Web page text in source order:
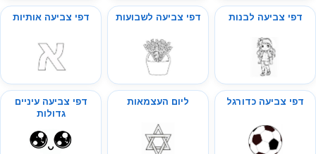
דפי צביעה לבנות דפי צביעה לשבועות דפי צביעה אותיות
דפי צביעה כדורגל ליום העצמאות
דפי צביעה עיניים
גדולות